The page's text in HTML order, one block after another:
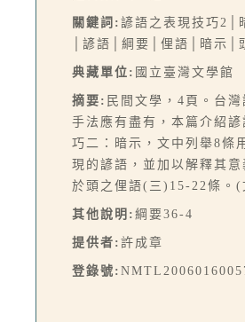
關鍵詞: 諺語之表現技巧2│
│諺語│綱要│俚語│暗示│
典藏單位: 國立臺灣文學館
摘要: 民間文學，4頁。台
手法應有盡有，本篇介紹諺
巧二：暗示，文中列舉8條
現的諺語，並加以解釋其意
於頭之俚語(三)15-22條。(
其他說明: 綱要36-4
提供者: 許成章
登錄號: